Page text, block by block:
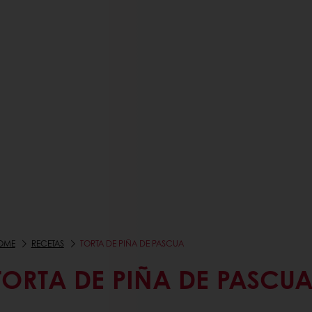
RECETAS TORTA DE PIÑA DE PASCUA
DE PIÑA DE